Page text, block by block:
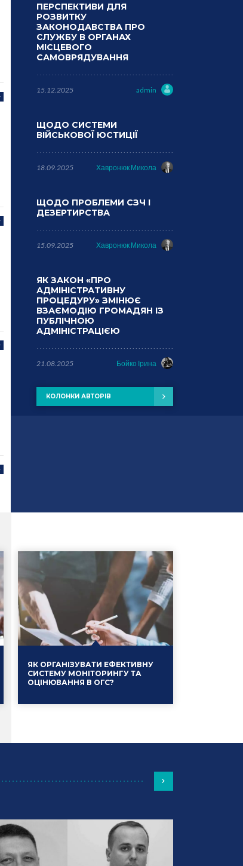
ПЕРСПЕКТИВИ ДЛЯ
РОЗВИТКУ
ЗАКОНОДАВСТВА ПРО
СЛУЖБУ В ОРГАНАХ
МІСЦЕВОГО
САМОВРЯДУВАННЯ
15.12.2025 admin
ЩОДО СИСТЕМИ
ВІЙСЬКОВОЇ ЮСТИЦІЇ
18.09.2025 Хавронюк Микола
ЩОДО ПРОБЛЕМИ СЗЧ І
ДЕЗЕРТИРСТВА
15.09.2025 Хавронюк Микола
ЯК ЗАКОН «ПРО
АДМІНІСТРАТИВНУ
ПРОЦЕДУРУ» ЗМІНЮЄ
ВЗАЄМОДІЮ ГРОМАДЯН ІЗ
ПУБЛІЧНОЮ
АДМІНІСТРАЦІЄЮ
21.08.2025 Бойко Ірина
КОЛОНКИ АВТОРІВ
ЯК ОРГАНІЗУВАТИ ЕФЕКТИВНУ
СИСТЕМУ МОНІТОРИНГУ ТА
ОЦІНЮВАННЯ В ОГС?
13.01.2025 Події